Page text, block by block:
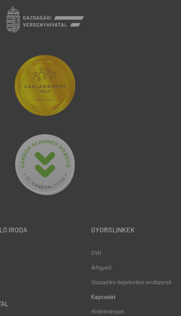
IRODA GYORSLINKEK
GVH
Árfigyelő
Visszaélés-bejelentési rendszerek
Kapcsolat
Hirdetmények